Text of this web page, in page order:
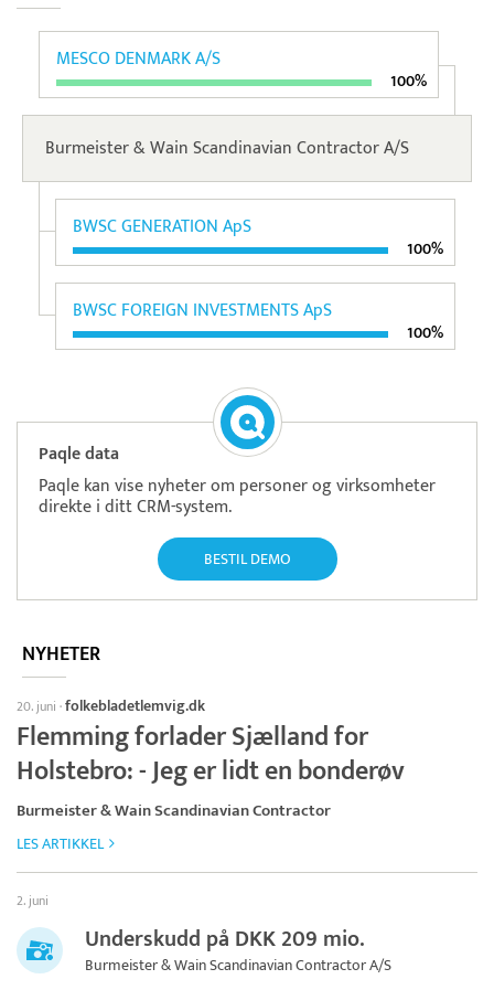
MESCO DENMARK A/S
100%
Burmeister & Wain Scandinavian Contractor A/S
BWSC GENERATION ApS
100%
BWSC FOREIGN INVESTMENTS ApS
100%
Paqle data
Paqle kan vise nyheter om personer og virksomheter
direkte i ditt CRM-system.
BESTIL DEMO
NYHETER
20. juni ·folkebladetlemvig.dk
Flemming forlader Sjælland for
Holstebro: - Jeg er lidt en bonderøv
Burmeister & Wain Scandinavian Contractor
LES ARTIKKEL
2. juni
Underskudd på DKK 209 mio.
Burmeister & Wain Scandinavian Contractor A/S